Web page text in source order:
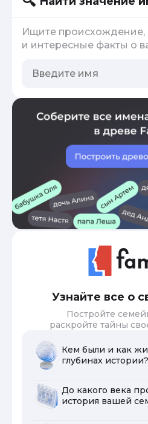
Ищите происхождение,
и интересные факты о
Узнайте все о
Постройте
раскройте тайны
Кем были и как
глубинах истории?
До какого века
история вашей